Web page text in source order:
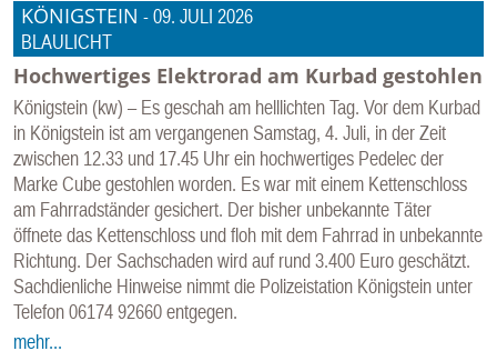
KÖNIGSTEIN -09. JULI 2026
BLAULICHT
Hochwertiges Elektrorad am Kurbad gestohlen
Königstein (kw) – Es geschah am helllichten Tag. Vor dem Kurbad
in Königstein ist am vergangenen Samstag, 4. Juli, in der Zeit
zwischen 12.33 und 17.45 Uhr ein hochwertiges Pedelec der
Marke Cube gestohlen worden. Es war mit einem Kettenschloss
am Fahrradständer gesichert. Der bisher unbekannte Täter
öffnete das Kettenschloss und floh mit dem Fahrrad in unbekannte
Richtung. Der Sachschaden wird auf rund 3.400 Euro geschätzt.
Sachdienliche Hinweise nimmt die Polizeistation Königstein unter
Telefon 06174 92660 entgegen.
mehr...